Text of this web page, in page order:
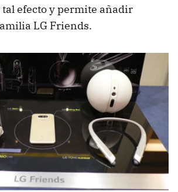
efecto y permite añadir
LG Friends.